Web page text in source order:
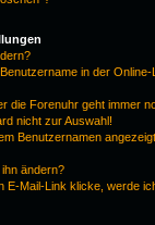
in der
die Forenuhr geht immer
nicht zur Auswahl!
Benutzernamen
ändern?
E-Mail-Link klicke, werde